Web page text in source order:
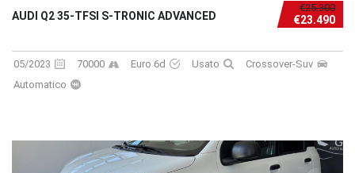
€25.300
€23.490
AUDI Q2 35-TFSI S-TRONIC ADVANCED
05/2023 70000 Euro 6d Usato
Crossover-Suv
Automatico